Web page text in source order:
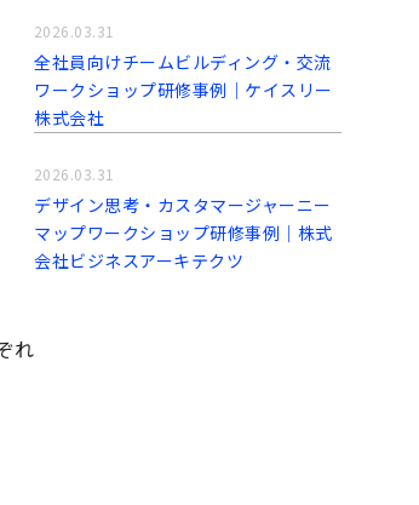
れ
全社員向けチームビルディング・交流
ワークショップ研修事例│ケイスリー
株式会社
2026.03.31
デザイン思考・カスタマージャーニー
マップワークショップ研修事例│株式
会社ビジネスアーキテクツ
2026.03.31